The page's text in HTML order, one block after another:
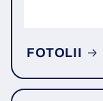
FOTOLII